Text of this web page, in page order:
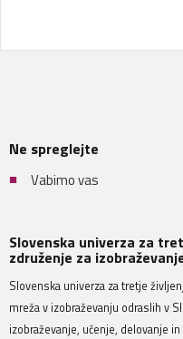
Ne spreglejte
Vabimo vas
Slovenska univerza za
združenje za
Slovenska univerza za tretje
mreža v izobraževanju odraslih v
izobraževanje, učenje, delovanje